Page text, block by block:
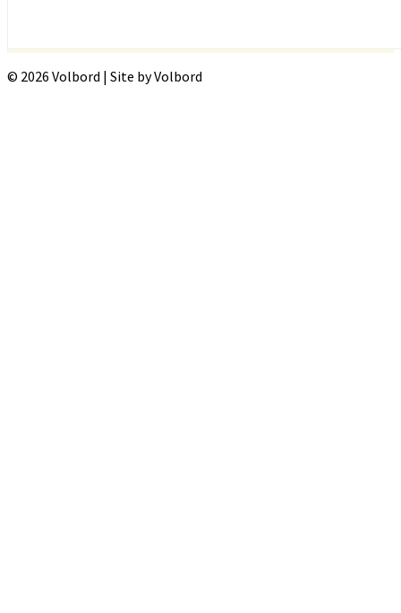
© 2026 Volbord | Site by Volbord